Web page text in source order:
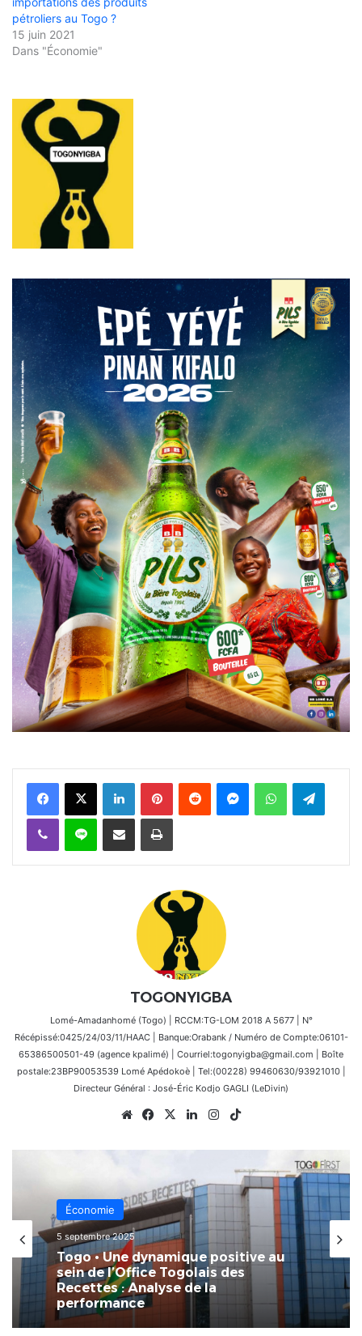
pétroliers au Togo ?
15 juin 2021
Dans "Économie"
FacebookX Linkedin PinterestReddit MessengerWhatsAppTelegram
Viber Ligne Partager par email Imprimer
TOGONYIGBA
Lomé-Amadanhomé (Togo) | RCCM:TG-LOM 2018 A 5677 | N°
Récépissé:0425/24/03/11/HAAC | Banque:Orabank / Numéro de Compte:06101-
65386500501-49 (agence kpalimé) | Courriel:togonyigba@gmail.com | Boîte
postale:23BP90053539 Lomé Apédokoè | Tel:(00228) 99460630/93921010 |
Directeur Général : José-Éric Kodjo GAGLI (LeDivin)
WebsiteFacebook
X LinkedinInstagram
Économie
6 juillet 2025
La Crise des Finances Publiques au
Togo : des factures envoyées au
Trésor public via les mairies
demeurent en attente depuis
plusieurs mois